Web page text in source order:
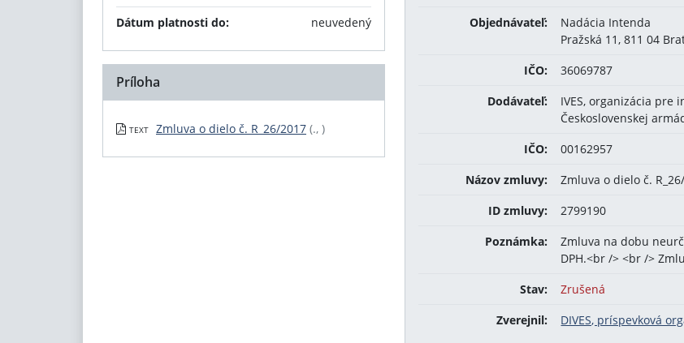
Objednávateľ:
Nadácia Intenda
Pražská 11, 811 04
IČO:
36069787
Dodávateľ:
IVES, organizácia pre
Československej
IČO:
00162957
Názov zmluvy:
Zmluva o dielo č.
ID zmluvy:
2799190
Poznámka:
Zmluva na dobu
DPH.<br /> <br />
Stav:
Zrušená
Zverejnil:
DIVES, príspevková
Dátum platnosti do:
neuvedený
Príloha
TEXT Zmluva o dielo č. R_26/2017 (., )